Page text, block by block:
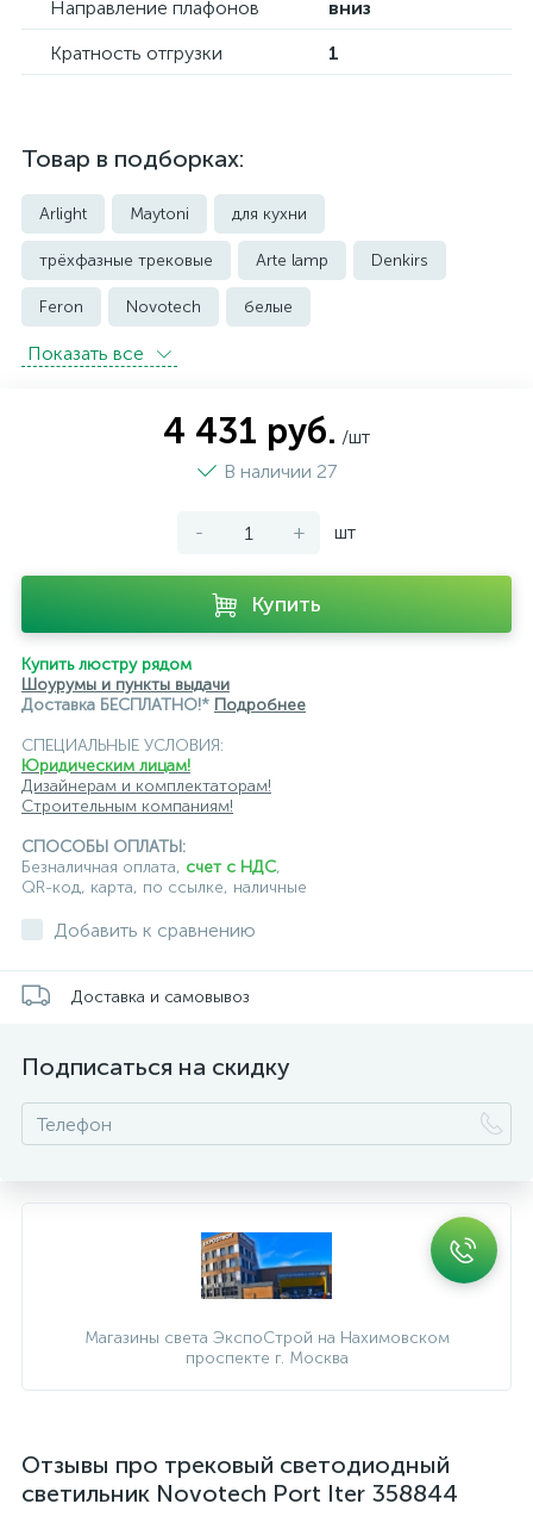
Направление плафонов
вниз
Кратность отгрузки
1
Товар в подборках:
Arlight Maytoni для кухни
трёхфазные трековые Arte lamp Denkirs
Feron Novotech белые
встраиваемые трековые
модульные трековые подвесные трековые
светильники для модульной системы
черные ЭРА Crystal Lux Ambrella
Показать всe
4 431 руб. /шт
В наличии 27
- + шт
Купить
Купить люстру рядом
Шоурумы и пункты выдачи
Доставка БЕСПЛАТНО!* Подробнее
СПЕЦИАЛЬНЫЕ УСЛОВИЯ:
Юридическим лицам!
Дизайнерам и комплектаторам!
Строительным компаниям!
СПОСОБЫ ОПЛАТЫ:
Безналичная оплата, счет с НДС,
QR-код, карта, по ссылке, наличные
Добавить к сравнению
Доставка и самовывоз
Подписаться на скидку
Магазины света ЭкспоСтрой на Нахимовском
проспекте г. Москва
Отзывы про трековый светодиодный
светильник Novotech Port Iter 358844